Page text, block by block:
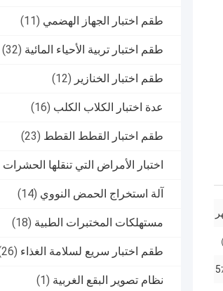
طقم اختبار الجهاز الهضمي (11)
طقم اختبار تربية الأحياء المائية (32)
طقم اختبار الخنازير (12)
عدة اختبار الكلاب الكلب (16)
طقم اختبار القطط القطط (23)
اختبار الأمراض التي تنقلها الحشرات
آلة استخراج الحمض النووي (14)
مستهلكات المختبرات الطبية (18)
طقم اختبار سريع لسلامة الغذاء (26)
نظام تصوير البقع الغربية (1)